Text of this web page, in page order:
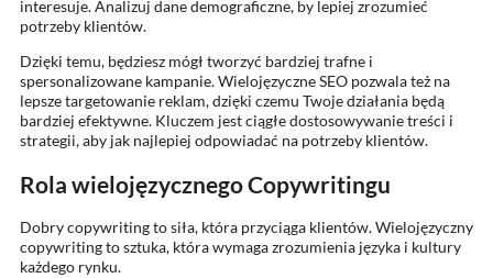
interesuje. Analizuj dane demograficzne, by lepiej zrozumieć
potrzeby klientów.
Dzięki temu, będziesz mógł tworzyć bardziej trafne i
spersonalizowane kampanie. Wielojęzyczne SEO pozwala też na
lepsze targetowanie reklam, dzięki czemu Twoje działania będą
bardziej efektywne. Kluczem jest ciągłe dostosowywanie treści i
strategii, aby jak najlepiej odpowiadać na potrzeby klientów.
Rola wielojęzycznego Copywritingu
Dobry copywriting to siła, która przyciąga klientów. Wielojęzyczny
copywriting to sztuka, która wymaga zrozumienia języka i kultury
każdego rynku.